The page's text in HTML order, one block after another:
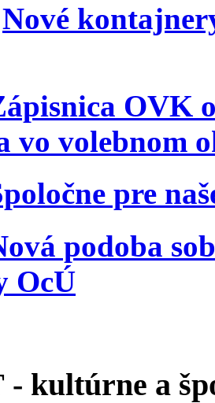
Nové
OVK
vo volebnom
pre
podoba
OcÚ
kultúrne a